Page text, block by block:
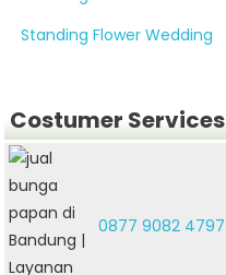
Standing Flower Wedding
Costumer Services
0877 9082 4797